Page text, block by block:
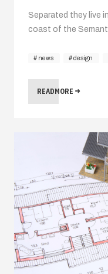
Separated they live
coast of the
news design
READMORE